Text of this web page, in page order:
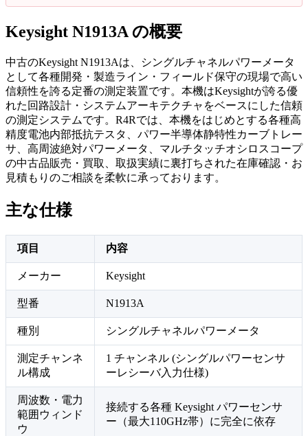
Keysight N1913A の概要
中古のKeysight N1913Aは、シングルチャネルパワーメータ
として各種開発・製造ライン・フィールド保守の現場で高い
信頼性を誇る定番の測定装置です。本機はKeysightが誇る優
れた回路設計・システムアーキテクチャをベースにした信頼
の測定システムです。R4Rでは、本機をはじめとする各種高
精度電池内部抵抗テスタ、パワー半導体静特性カーブトレー
サ、高周波絶対パワーメータ、マルチタッチオシロスコープ
の中古品販売・買取、取扱実績に裏打ちされた在庫確認・お
見積もりのご相談を柔軟に承っております。
主な仕様
項目 内容
メーカー Keysight
型番 N1913A
種別 シングルチャネルパワーメータ
測定チャンネ
ル構成
1 チャンネル (シングルパワーセンサ
ーレシーバ入力仕様)
周波数・電力
範囲ウィンド
ウ
接続する各種 Keysight パワーセンサ
ー（最大110GHz帯）に完全に依存